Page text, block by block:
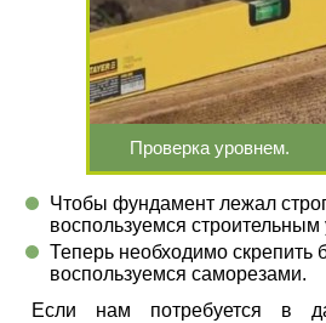
Проверка уровнем.
Чтобы фундамент лежал
воспользуемся
Теперь необходимо скрепить
воспользуемся саморезами.
Если нам потребуется в